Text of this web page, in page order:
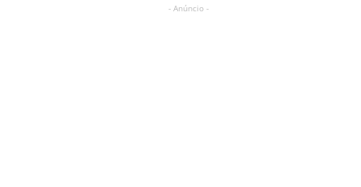
- Anúncio -